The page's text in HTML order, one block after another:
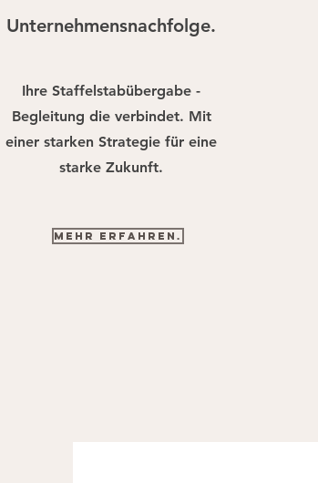
Unternehmensnachfolge.
Ihre Staffelstabübergabe -
Begleitung die verbindet. Mit
einer starken Strategie für eine
starke Zukunft.
Mehr erfahren.